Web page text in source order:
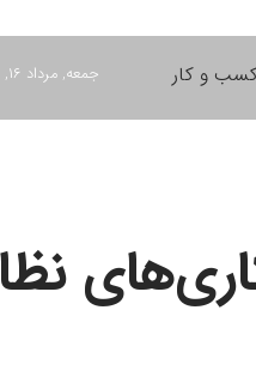
و کار جمعه, مرداد ۱۶, ۱۴۰۵